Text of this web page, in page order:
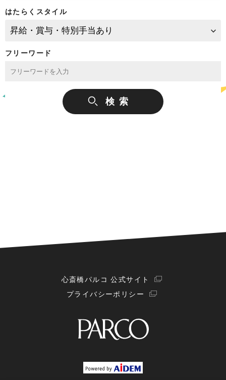
はたらくスタイル
フリーワード
心斎橋パルコ 公式サイト
プライバシーポリシー